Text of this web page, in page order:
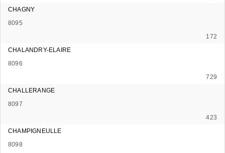
CHAGNY
8095
172
CHALANDRY-ELAIRE
8096
729
CHALLERANGE
8097
423
CHAMPIGNEULLE
8098